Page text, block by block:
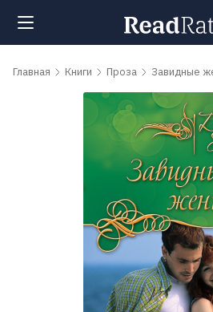
Поиск
Рейтинги
обсуждаемые
Главная Книги Проза Завидные